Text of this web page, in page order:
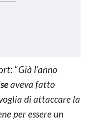
: “Già l’anno
aveva fatto
di attaccare la
per essere un